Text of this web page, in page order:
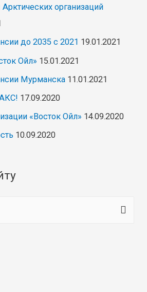
организаций
до 2035 с 2021 19.01.2021
Ойл» 15.01.2021
Мурманска 11.01.2021
17.09.2020
«Восток Ойл» 14.09.2020
10.09.2020